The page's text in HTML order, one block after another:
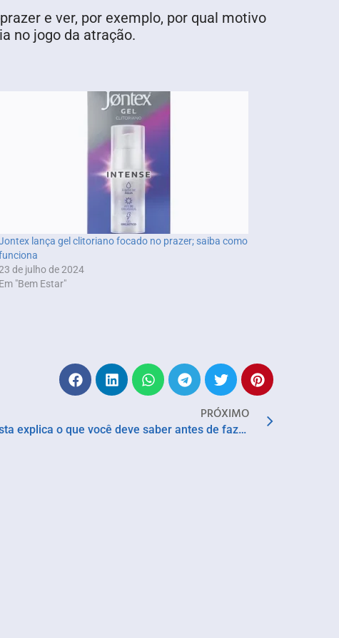
e ver, por exemplo, por qual motivo
no jogo da atração.
lança gel clitoriano focado no prazer; saiba como
de julho de 2024
Em "Bem Estar"
PRÓXIMO
Cirurgia plástica – Especialista explica o que você deve saber antes de fazer uma